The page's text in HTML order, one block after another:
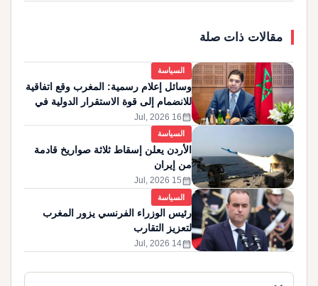
مقالات ذات صلة
السياسة
وسائل إعلام رسمية: المغرب وقع اتفاقية
للانضمام إلى قوة الاستقرار الدولية في
غزة
calendar_month
16 Jul, 2026
السياسة
الأردن يعلن إسقاط ثلاثة صواريخ قادمة
من إيران
calendar_month
15 Jul, 2026
السياسة
رئيس الوزراء الفرنسي يزور المغرب
لتعزيز التقارب
calendar_month
14 Jul, 2026